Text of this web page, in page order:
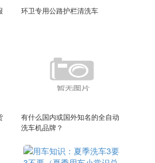
环卫专用公路护栏清洗车
有什么国内或国外知名的全自动
洗车机品牌？